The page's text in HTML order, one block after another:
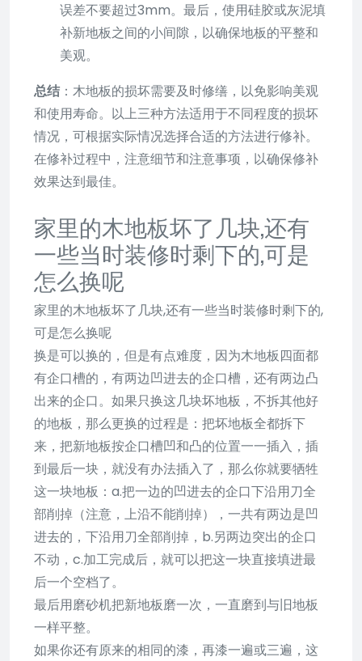
误差不要超过3mm。最后，使用硅胶或灰泥填
补新地板之间的小间隙，以确保地板的平整和
美观。
总结 ：木地板的损坏需要及时修缮，以免影响美观
和使用寿命。以上三种方法适用于不同程度的损坏
情况，可根据实际情况选择合适的方法进行修补。
在修补过程中，注意细节和注意事项，以确保修补
效果达到最佳。
家里的木地板坏了几块,还有
一些当时装修时剩下的,可是
怎么换呢
家里的木地板坏了几块,还有一些当时装修时剩下的,
可是怎么换呢
换是可以换的，但是有点难度，因为木地板四面都
有企口槽的，有两边凹进去的企口槽，还有两边凸
出来的企口。如果只换这几块坏地板，不拆其他好
的地板，那么更换的过程是：把坏地板全都拆下
来，把新地板按企口槽凹和凸的位置一一插入，插
到最后一块，就没有办法插入了，那么你就要牺牲
这一块地板：a.把一边的凹进去的企口下沿用刀全
部削掉（注意，上沿不能削掉），一共有两边是凹
进去的，下沿用刀全部削掉，b.另两边突出的企口
不动，c.加工完成后，就可以把这一块直接填进最
后一个空档了。
最后用磨砂机把新地板磨一次，一直磨到与旧地板
一样平整。
如果你还有原来的相同的漆，再漆一遍或三遍，这